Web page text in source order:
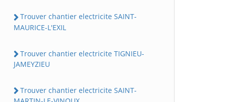
Trouver chantier electricite SAINT-
MAURICE-L'EXIL
Trouver chantier electricite TIGNIEU-
JAMEYZIEU
Trouver chantier electricite SAINT-